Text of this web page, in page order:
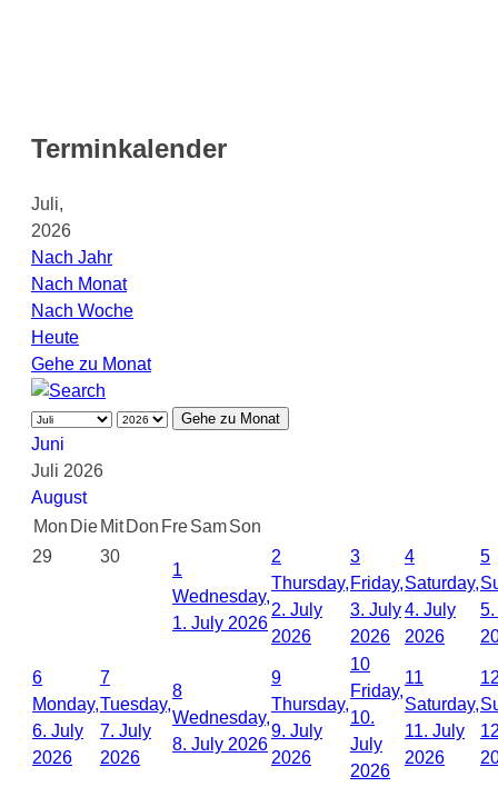
Terminkalender
Juli,
2026
Nach Jahr
Nach Monat
Nach Woche
Heute
Gehe zu Monat
Gehe zu Monat
Juni
Juli 2026
August
Mon Die Mit Don FreSamSon
29
30
1
Wednesday,
1. July 2026
2
Thursday,
2. July
2026
3
Friday,
3. July
2026
4
Saturday,
4. July
2026
5
6
Monday,
6. July
2026
7
Tuesday,
7. July
2026
8
Wednesday,
8. July 2026
9
Thursday,
9. July
2026
10
Friday,
10.
July
2026
11
Saturday,
11. July
2026